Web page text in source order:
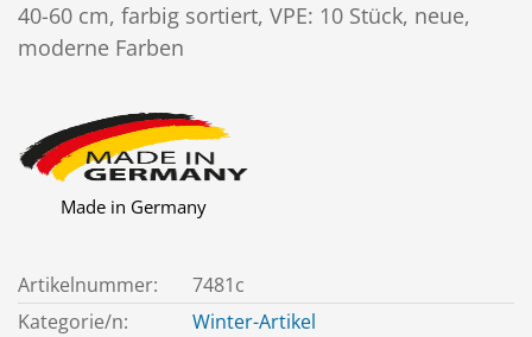
40-60 cm, farbig sortiert, VPE: 10 Stück, neue,
moderne Farben
Made in Germany
Artikelnummer:
7481c
Kategorie/n:
Winter-Artikel